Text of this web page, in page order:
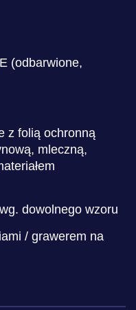
(odbarwione,
z folią ochronną
mleczną,
dowolnego wzoru
/ grawerem na